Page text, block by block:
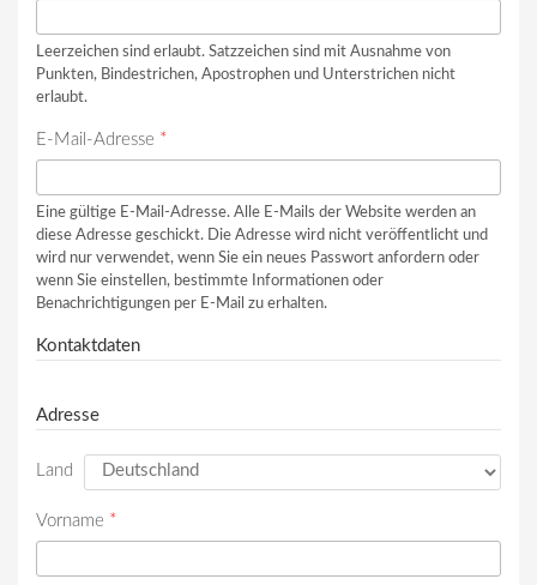
Leerzeichen sind erlaubt. Satzzeichen sind mit Ausnahme von
Punkten, Bindestrichen, Apostrophen und Unterstrichen nicht
erlaubt.
E-Mail-Adresse *
Eine gültige E-Mail-Adresse. Alle E-Mails der Website werden an
diese Adresse geschickt. Die Adresse wird nicht veröffentlicht und
wird nur verwendet, wenn Sie ein neues Passwort anfordern oder
wenn Sie einstellen, bestimmte Informationen oder
Benachrichtigungen per E-Mail zu erhalten.
Kontaktdaten
Adresse
Land
Vorname *